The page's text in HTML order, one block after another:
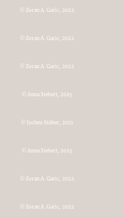
© Zoran A. Garic, 2022
© Zoran A. Garic, 2022
© Zoran A. Garic, 2022
© Anna Siebert, 2025
© Jochen Stüber, 2021
© Anna Siebert, 2025
© Zoran A. Garic, 2022
© Zoran A. Garic, 2022